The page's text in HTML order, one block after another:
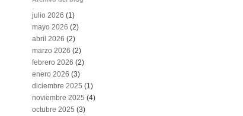
julio 2026 (1)
mayo 2026 (2)
abril 2026 (2)
marzo 2026 (2)
febrero 2026 (2)
enero 2026 (3)
diciembre 2025 (1)
noviembre 2025 (4)
octubre 2025 (3)